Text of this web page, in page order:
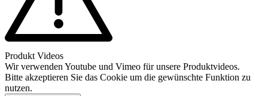
Produkt Videos
Wir verwenden Youtube und Vimeo für unsere Produktvideos.
Bitte akzeptieren Sie das Cookie um die gewünschte Funktion zu
nutzen.